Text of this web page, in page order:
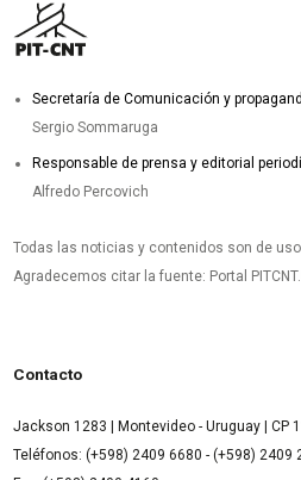
Secretaría de Comunicación y
Sergio Sommaruga
Responsable de prensa y editorial
Alfredo Percovich
Todas las noticias y contenidos son de uso
Agradecemos citar la fuente: Portal
Contacto
Jackson 1283 | Montevideo - Uruguay | CP
Teléfonos: (+598) 2409 6680 - (+598) 2409